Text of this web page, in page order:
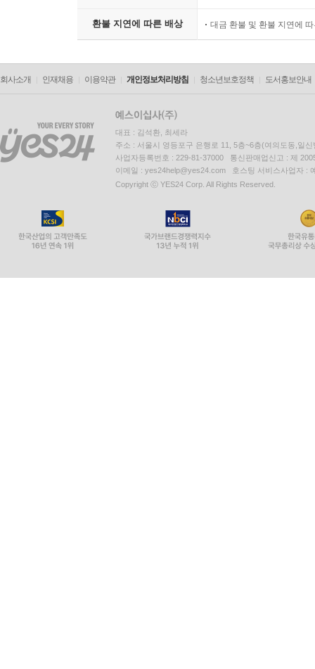
환불 지연에 따른 배상 대금 환불 및 환불 지연에
회사소개 인재채용 이용약관 개인정보처리방침 청소년보호정책 도서홍보안내
대표 : 김석환, 최세라
주소 : 서울시 영등포구 은행로 11, 5층~6층(여의도동,일신
사업자등록번호 : 229-81-37000 통신판매업신고 : 제
이메일 : yes24help@yes24.com 호스팅 서비스사업자 :
Copyright ⓒ YES24 Corp. All Rights Reserved.